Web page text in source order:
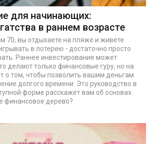
для начинающих:
в раннем возрасте
70, вы отдыхаете на пляже и живете
в лотерею - достаточно просто
Раннее инвестирование может
делают только финансовые гуру, но на
о том, чтобы позволить вашим деньгам
долгого времени. Это руководство в
форме расскажет вам об основах.
финансовое дерево?